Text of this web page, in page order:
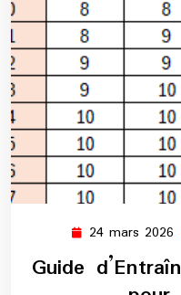
24 mars 2026
Guide